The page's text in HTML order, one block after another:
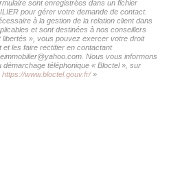
sont enregistrées dans un fichier
pour gérer votre demande de contact.
à la gestion de la relation client dans
et sont destinées à nos conseillers
libertés », vous pouvez exercer votre droit
les faire rectifier en contactant
Nous vous informons
téléphonique « Bloctel », sur
https://www.bloctel.gouv.fr/»